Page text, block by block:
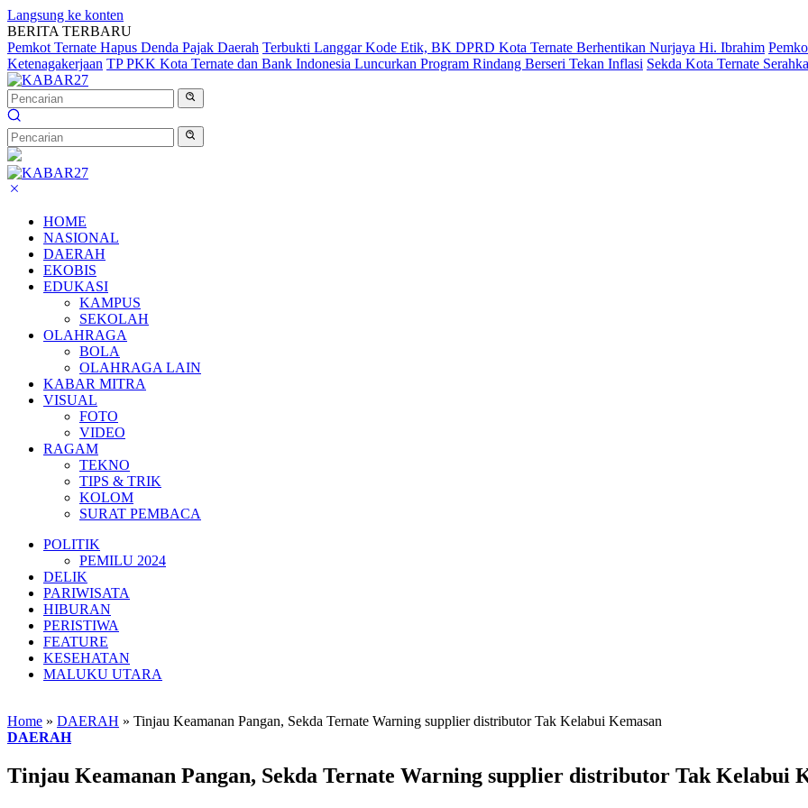
Langsung ke konten
BERITA TERBARU
Pemkot Ternate Hapus Denda Pajak Daerah Terbukti Langgar Kode Etik, BK DPRD Kota Ternate Berhentikan Nurjaya Hi. Ibrahim
Ketenagakerjaan TP PKK Kota Ternate dan Bank Indonesia Luncurkan Program Rindang Berseri Tekan Inflasi Sekda Kota Ternate
HOME
NASIONAL
DAERAH
EKOBIS
EDUKASI
KAMPUS
SEKOLAH
OLAHRAGA
BOLA
OLAHRAGA LAIN
KABAR MITRA
VISUAL
FOTO
VIDEO
RAGAM
TEKNO
TIPS & TRIK
KOLOM
SURAT PEMBACA
POLITIK
PEMILU 2024
DELIK
PARIWISATA
HIBURAN
PERISTIWA
FEATURE
KESEHATAN
MALUKU UTARA
Home » DAERAH » Tinjau Keamanan Pangan, Sekda Ternate Warning supplier distributor Tak Kelabui Kemasan
DAERAH
Tinjau Keamanan Pangan, Sekda Ternate Warning supplier distributor Tak Kelabui